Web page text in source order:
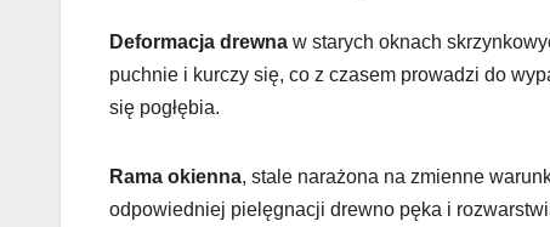
Deformacja drewna w starych oknach
puchnie i kurczy się, co z czasem prowadzi do
się pogłębia.
Rama okienna, stale narażona na zmienne
odpowiedniej pielęgnacji drewno pęka i